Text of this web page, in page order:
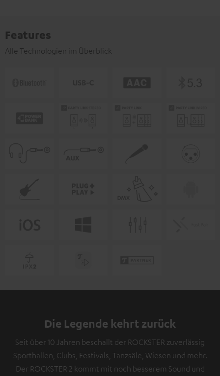
Features
Alle Technologien im Überblick
Die Legende kehrt zurück
Seit über 10 Jahren beschallt der ROCKSTER zuverlässig
Sporthallen, Clubs, Festivals, Tanzsäle, Wiesen und mehr.
Der ROCKSTER 2 kommt mit noch besserem Sound und